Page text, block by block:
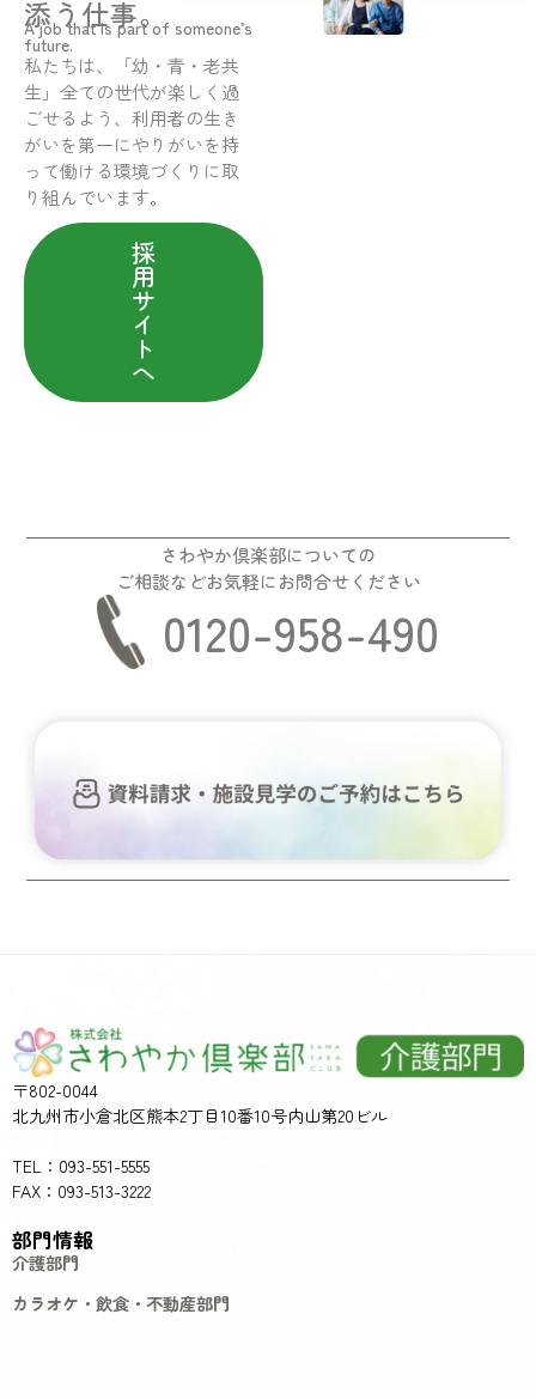
添う仕事。
A job that is part of someone’s
future.
私たちは、「幼・青・老共
生」全ての世代が楽しく過
ごせるよう、利用者の生き
がいを第一にやりがいを持
って働ける環境づくりに取
り組んでいます。
採
用
サ
イ
ト
へ
さわやか倶楽部についての
ご相談などお気軽にお問合せください
0120-958-490
〒802-0044
北九州市小倉北区熊本2丁目10番10号内山第20ビル
TEL：093-551-5555
FAX：093-513-3222
部門情報
介護部門
カラオケ・飲食・不動産部門